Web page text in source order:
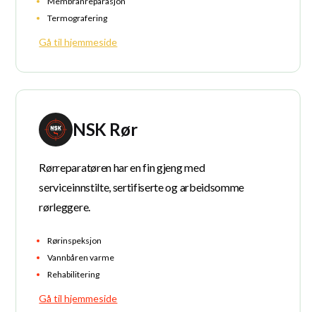
Termografering
Gå til hjemmeside
NSK Rør
Rørreparatøren har en fin gjeng med
serviceinnstilte, sertifiserte og arbeidsomme
rørleggere.
Rørinspeksjon
Vannbåren varme
Rehabilitering
Gå til hjemmeside